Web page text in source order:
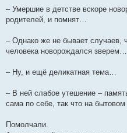
– Умершие в детстве вскоре
родителей, и помнят…
– Однако же не бывает случаев,
человека новорождался зверем…
– Ну, и ещё деликатная тема…
– В ней слабое утешение –
сама по себе, так что на
Помолчали.